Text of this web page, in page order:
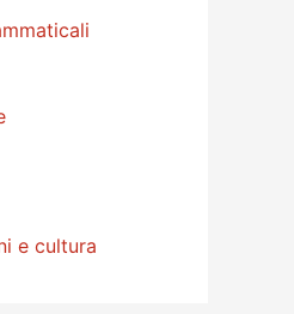
e cultura